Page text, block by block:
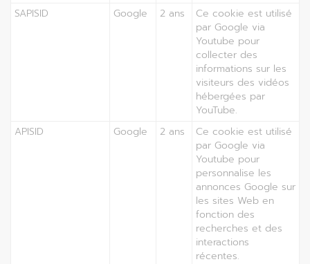
SAPISID
Google 2 ans
Ce cookie est utilisé
par Google via
Youtube pour
collecter des
informations sur les
visiteurs des vidéos
hébergées par
YouTube.
APISID
Google 2 ans
Ce cookie est utilisé
par Google via
Youtube pour
personnalise les
annonces Google sur
les sites Web en
fonction des
recherches et des
interactions
récentes.